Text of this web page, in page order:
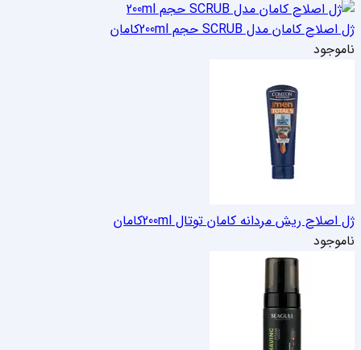
ژل اصلاح کامان مدل SCRUB حجم 200ml
کامان
ناموجود
ژل اصلاح ریش مردانه کامان توتال 200ml
کامان
ناموجود